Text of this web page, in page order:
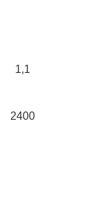
1,1
2400